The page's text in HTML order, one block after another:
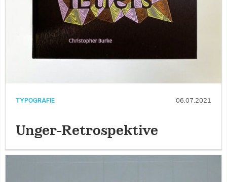
TYPOGRAFIE 06.07.2021
Unger-Retrospektive